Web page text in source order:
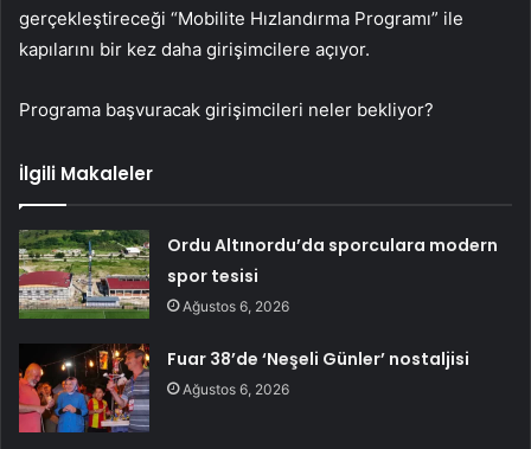
gerçekleştireceği “Mobilite Hızlandırma Programı” ile
kapılarını bir kez daha girişimcilere açıyor.
Programa başvuracak girişimcileri neler bekliyor?
İlgili Makaleler
Ordu Altınordu’da sporculara modern
spor tesisi
Ağustos 6, 2026
Fuar 38’de ‘Neşeli Günler’ nostaljisi
Ağustos 6, 2026